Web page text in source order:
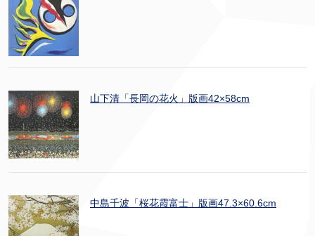
山下清「長岡の花火」版画42×58cm
中島千波「桜花霞富士」版画47.3×60.6cm